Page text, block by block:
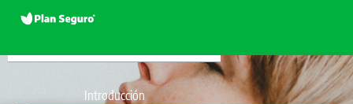
Introducción